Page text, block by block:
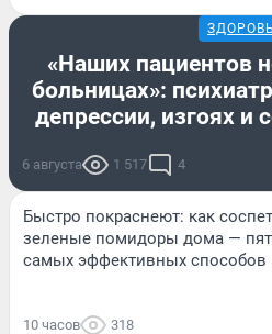
«Наших пациентов
больницах»:
депрессии, изгоях и
6 августа 1 517 4
Быстро покраснеют: как
зеленые помидоры дома —
самых эффективных способов
10 часов 318